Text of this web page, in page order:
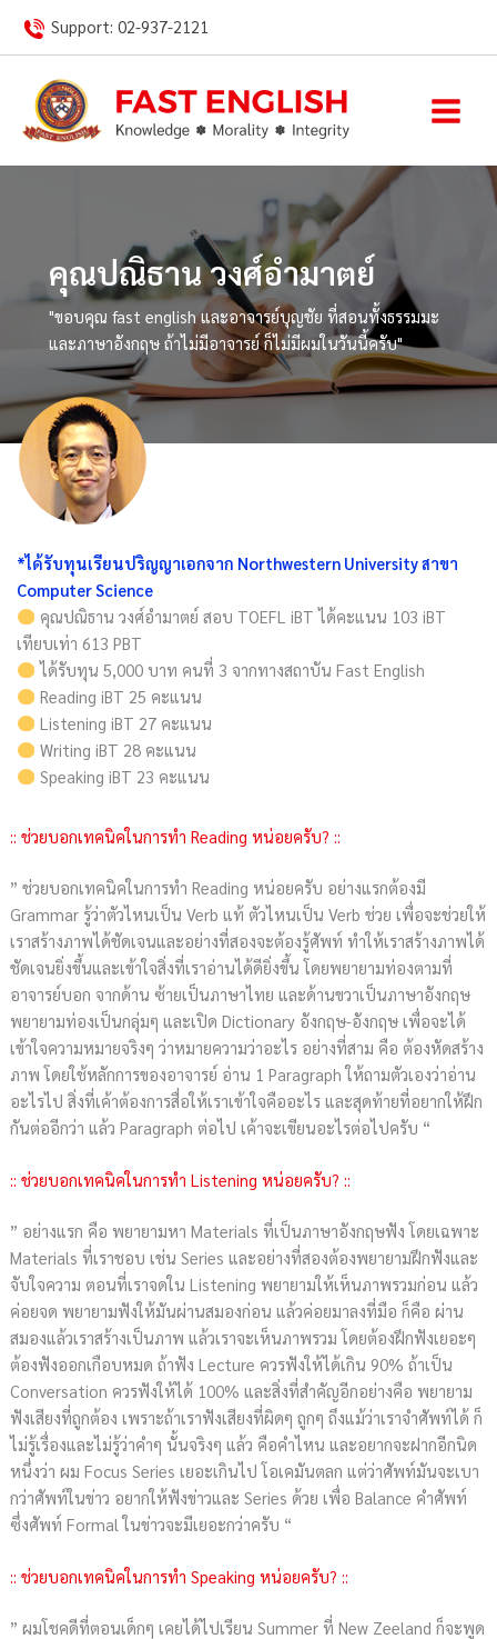
Support: 02-937-2121
คุณปณิธาน วงศ์อำมาตย์
"ขอบคุณ fast english และอาจารย์บุญชัย ที่สอนทั้งธรรมมะ
และภาษาอังกฤษ ถ้าไม่มีอาจารย์ ก็ไม่มีผมในวันนี้ครับ"
*ได้รับทุนเรียนปริญญาเอกจาก Northwestern University สาขา
Computer Science
คุณปณิธาน วงศ์อำมาตย์ สอบ TOEFL iBT ได้คะแนน 103 iBT
เทียบเท่า 613 PBT
ได้รับทุน 5,000 บาท คนที่ 3 จากทางสถาบัน Fast English
Reading iBT 25 คะแนน
Listening iBT 27 คะแนน
Writing iBT 28 คะแนน
Speaking iBT 23 คะแนน
:: ช่วยบอกเทคนิคในการทำ Reading หน่อยครับ? ::
” ช่วยบอกเทคนิคในการทำ Reading หน่อยครับ อย่างแรกต้องมี
Grammar รู้ว่าตัวไหนเป็น Verb แท้ ตัวไหนเป็น Verb ช่วย เพื่อจะช่วยให้
เราสร้างภาพได้ชัดเจนและอย่างที่สองจะต้องรู้ศัพท์ ทำให้เราสร้างภาพได้
ชัดเจนยิ่งขึ้นและเข้าใจสิ่งที่เราอ่านได้ดียิ่งขึ้น โดยพยายามท่องตามที่
อาจารย์บอก จากด้าน ซ้ายเป็นภาษาไทย และด้านขวาเป็นภาษาอังกฤษ
พยายามท่องเป็นกลุ่มๆ และเปิด Dictionary อังกฤษ-อังกฤษ เพื่อจะได้
เข้าใจความหมายจริงๆ ว่าหมายความว่าอะไร อย่างที่สาม คือ ต้องหัดสร้าง
ภาพ โดยใช้หลักการของอาจารย์ อ่าน 1 Paragraph ให้ถามตัวเองว่าอ่าน
อะไรไป สิ่งที่เค้าต้องการสื่อให้เราเข้าใจคืออะไร และสุดท้ายที่อยากให้ฝึก
กันต่ออีกว่า แล้ว Paragraph ต่อไป เค้าจะเขียนอะไรต่อไปครับ “
:: ช่วยบอกเทคนิคในการทำ Listening หน่อยครับ? ::
” อย่างแรก คือ พยายามหา Materials ที่เป็นภาษาอังกฤษฟัง โดยเฉพาะ
Materials ที่เราชอบ เช่น Series และอย่างที่สองต้องพยายามฝึกฟังและ
จับใจความ ตอนที่เราจดใน Listening พยายามให้เห็นภาพรวมก่อน แล้ว
ค่อยจด พยายามฟังให้มันผ่านสมองก่อน แล้วค่อยมาลงที่มือ ก็คือ ผ่าน
สมองแล้วเราสร้างเป็นภาพ แล้วเราจะเห็นภาพรวม โดยต้องฝึกฟังเยอะๆ
ต้องฟังออกเกือบหมด ถ้าฟัง Lecture ควรฟังให้ได้เกิน 90% ถ้าเป็น
Conversation ควรฟังให้ได้ 100% และสิ่งที่สำคัญอีกอย่างคือ พยายาม
ฟังเสียงที่ถูกต้อง เพราะถ้าเราฟังเสียงที่ผิดๆ ถูกๆ ถึงแม้ว่าเราจำศัพท์ได้ ก็
ไม่รู้เรื่องและไม่รู้ว่าคำๆ นั้นจริงๆ แล้ว คือคำไหน และอยากจะฝากอีกนิด
หนึ่งว่า ผม Focus Series เยอะเกินไป โอเคมันตลก แต่ว่าศัพท์มันจะเบา
กว่าศัพท์ในข่าว อยากให้ฟังข่าวและ Series ด้วย เพื่อ Balance คำศัพท์
ซึ่งศัพท์ Formal ในข่าวจะมีเยอะกว่าครับ “
:: ช่วยบอกเทคนิคในการทำ Speaking หน่อยครับ? ::
” ผมโชคดีที่ตอนเด็กๆ เคยได้ไปเรียน Summer ที่ New Zeeland ก็จะพูด